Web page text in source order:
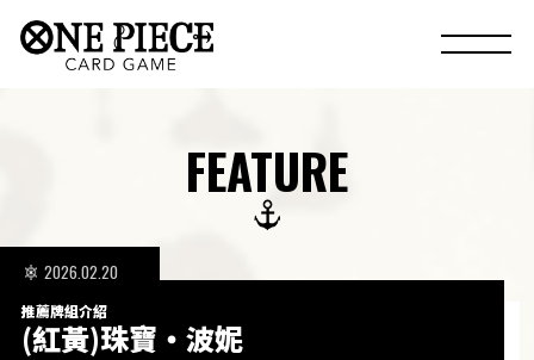
FEATURE
推薦牌組介紹
(紅黃)珠寶・波妮
2026.02.20